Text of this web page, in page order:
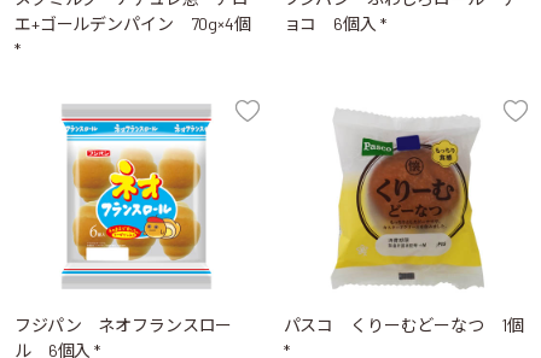
エ+ゴールデンパイン 70g×4個
*
ョコ 6個入 *
フジパン ネオフランスロー
ル 6個入 *
パスコ くりーむどーなつ 1個
*